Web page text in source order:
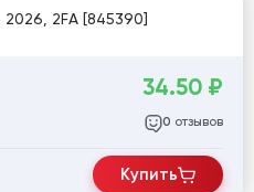
2FA [845390]
34.50 ₽
0 отзывов
Купить